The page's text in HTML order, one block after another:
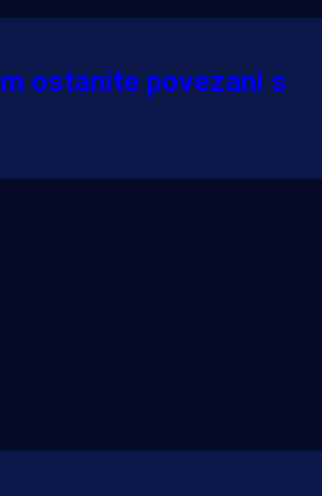
ostanite povezani s